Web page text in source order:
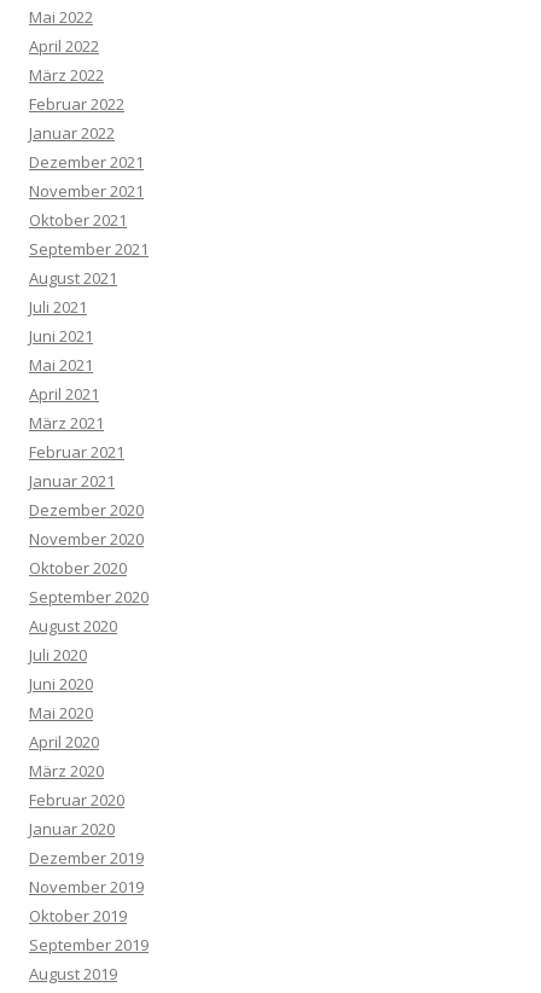
Mai 2022
April 2022
März 2022
Februar 2022
Januar 2022
Dezember 2021
November 2021
Oktober 2021
September 2021
August 2021
Juli 2021
Juni 2021
Mai 2021
April 2021
März 2021
Februar 2021
Januar 2021
Dezember 2020
November 2020
Oktober 2020
September 2020
August 2020
Juli 2020
Juni 2020
Mai 2020
April 2020
März 2020
Februar 2020
Januar 2020
Dezember 2019
November 2019
Oktober 2019
September 2019
August 2019